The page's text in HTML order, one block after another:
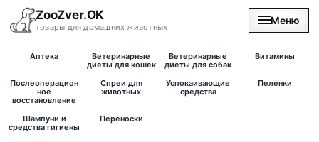
ZooZver.OK
товары для домашних животных
Меню
Каталог
Аптека
Ветеринарные
диеты для кошек
Ветеринарные
диеты для собак
Витамины
Послеоперацион
ное
восстановление
Спреи для
животных
Успокаивающие
средства
Пеленки
Шампуни и
средства гигиены
Переноски